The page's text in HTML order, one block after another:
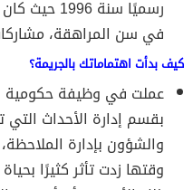
في سن المراهقة،
كيف بدأت اهتماماتك بالجريمة؟
بقسم إدارة الأحداث التي
والشؤون بإدارة
وقتها زدت تأثر كثيرًا